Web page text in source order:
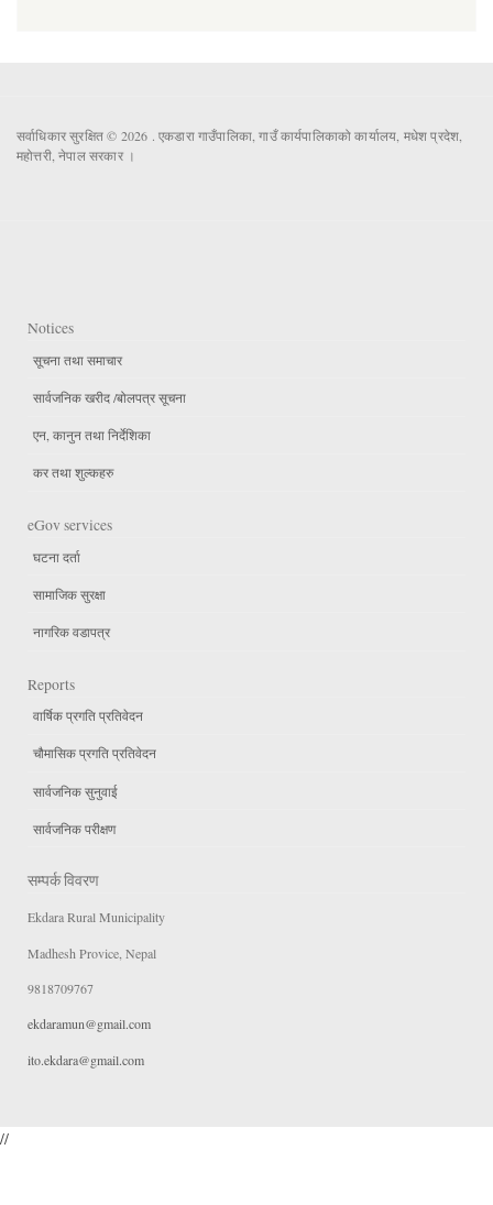
सर्वाधिकार सुरक्षित © 2026 . एकडारा गाउँपालिका, गाउँ कार्यपालिकाको कार्यालय, मधेश प्रदेश,
महोत्तरी, नेपाल सरकार ।
Notices
सूचना तथा समाचार
सार्वजनिक खरीद /बोलपत्र सूचना
एन, कानुन तथा निर्देशिका
कर तथा शुल्कहरु
eGov services
घटना दर्ता
सामाजिक सुरक्षा
नागरिक वडापत्र
Reports
वार्षिक प्रगति प्रतिवेदन
चौमासिक प्रगति प्रतिवेदन
सार्वजनिक सुनुवाई
सार्वजनिक परीक्षण
सम्पर्क विवरण
Ekdara Rural Municipality
Madhesh Provice, Nepal
9818709767
ekdaramun@gmail.com
ito.ekdara@gmail.com
//